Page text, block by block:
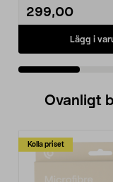
299,00
Lägg i
Ovanligt
Kolla priset